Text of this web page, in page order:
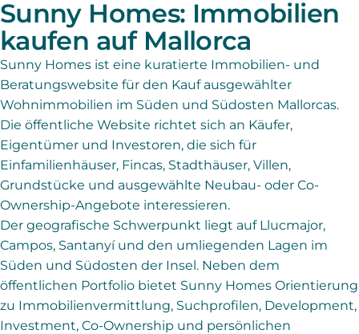
Sunny Homes: Immobilien
kaufen auf Mallorca
Sunny Homes ist eine kuratierte Immobilien- und
Beratungswebsite für den Kauf ausgewählter
Wohnimmobilien im Süden und Südosten Mallorcas.
Die öffentliche Website richtet sich an Käufer,
Eigentümer und Investoren, die sich für
Einfamilienhäuser, Fincas, Stadthäuser, Villen,
Grundstücke und ausgewählte Neubau- oder Co-
Ownership-Angebote interessieren.
Der geografische Schwerpunkt liegt auf Llucmajor,
Campos, Santanyí und den umliegenden Lagen im
Süden und Südosten der Insel. Neben dem
öffentlichen Portfolio bietet Sunny Homes Orientierung
zu Immobilienvermittlung, Suchprofilen, Development,
Investment, Co-Ownership und persönlichen